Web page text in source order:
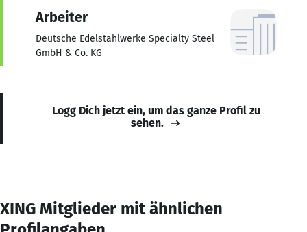
Arbeiter
Deutsche Edelstahlwerke Specialty Steel
GmbH & Co. KG
Logg Dich jetzt ein, um das ganze Profil zu
sehen.
XING Mitglieder mit ähnlichen